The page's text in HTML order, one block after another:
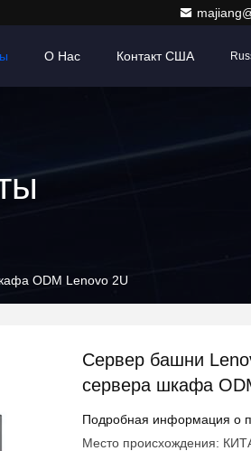
О Нас Контакт США
ODM Lenovo 2U
Сервер башни
сервера шкафа
Подробная информация о
Место происхождения: